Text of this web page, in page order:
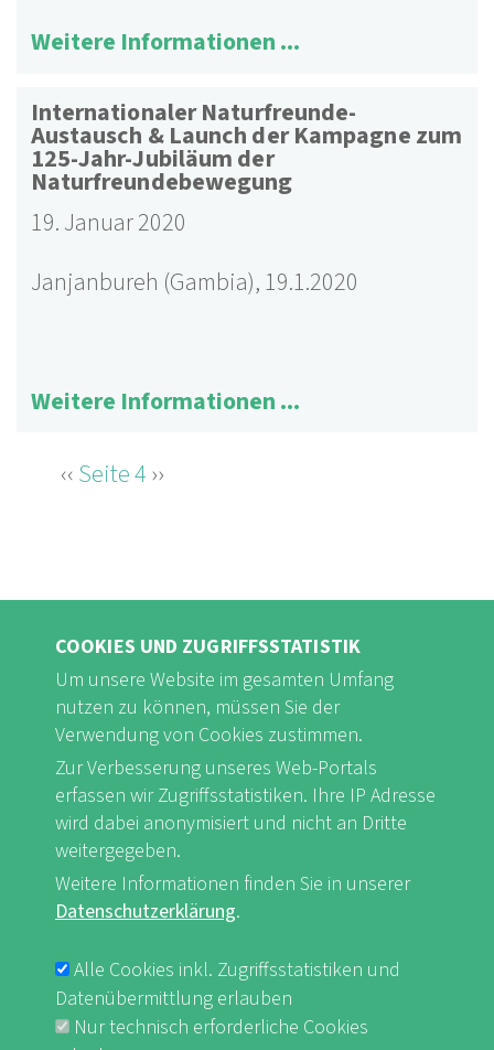
Weitere Informationen ...
Internationaler Naturfreunde-
Austausch & Launch der Kampagne zum
125-Jahr-Jubiläum der
Naturfreundebewegung
19. Januar 2020
Janjanbureh (Gambia), 19.1.2020
Weitere Informationen ...
SEITENNUMMERIERUNG
Vorherige
‹‹Seite 4Nächste
››
FB Youtube Instagram
Impressum & Datenschutz
COOKIES UND ZUGRIFFSSTATISTIK
Um unsere Website im gesamten Umfang
nutzen zu können, müssen Sie der
Verwendung von Cookies zustimmen.
Zur Verbesserung unseres Web-Portals
erfassen wir Zugriffsstatistiken. Ihre IP Adresse
wird dabei anonymisiert und nicht an Dritte
weitergegeben.
Weitere Informationen finden Sie in unserer
Datenschutzerklärung.
Alle Cookies inkl. Zugriffsstatistiken und
Datenübermittlung erlauben
Nur technisch erforderliche Cookies